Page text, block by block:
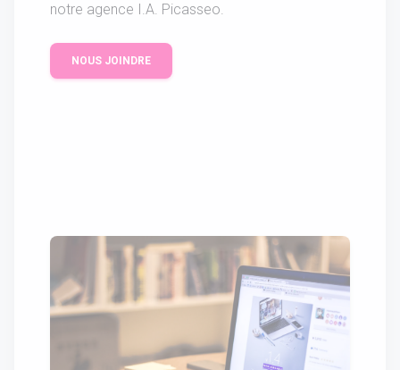
notre agence I.A. Picasseo.
NOUS JOINDRE